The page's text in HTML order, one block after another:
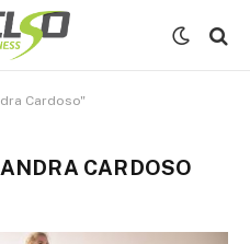
Cardoso"
CARDOSO